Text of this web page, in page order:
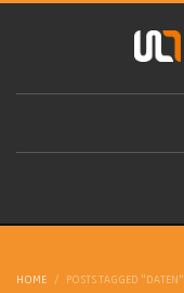
HOME POSTS TAGGED "DATEN"